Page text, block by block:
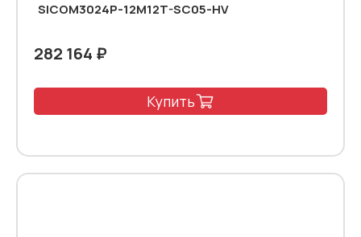
SICOM3024P-12M12T-SC05-HV
282 164 ₽
Купить